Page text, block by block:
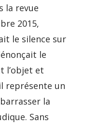
la revue
2015,
le silence sur
le
l’objet et
représente un
la
Sans